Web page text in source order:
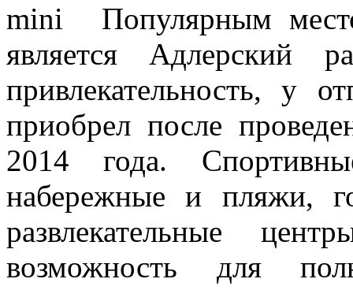
Популярным
является Адлерский
привлекательность, у
приобрел после
2014 года.
набережные и пляжи,
развлекательные
возможность для